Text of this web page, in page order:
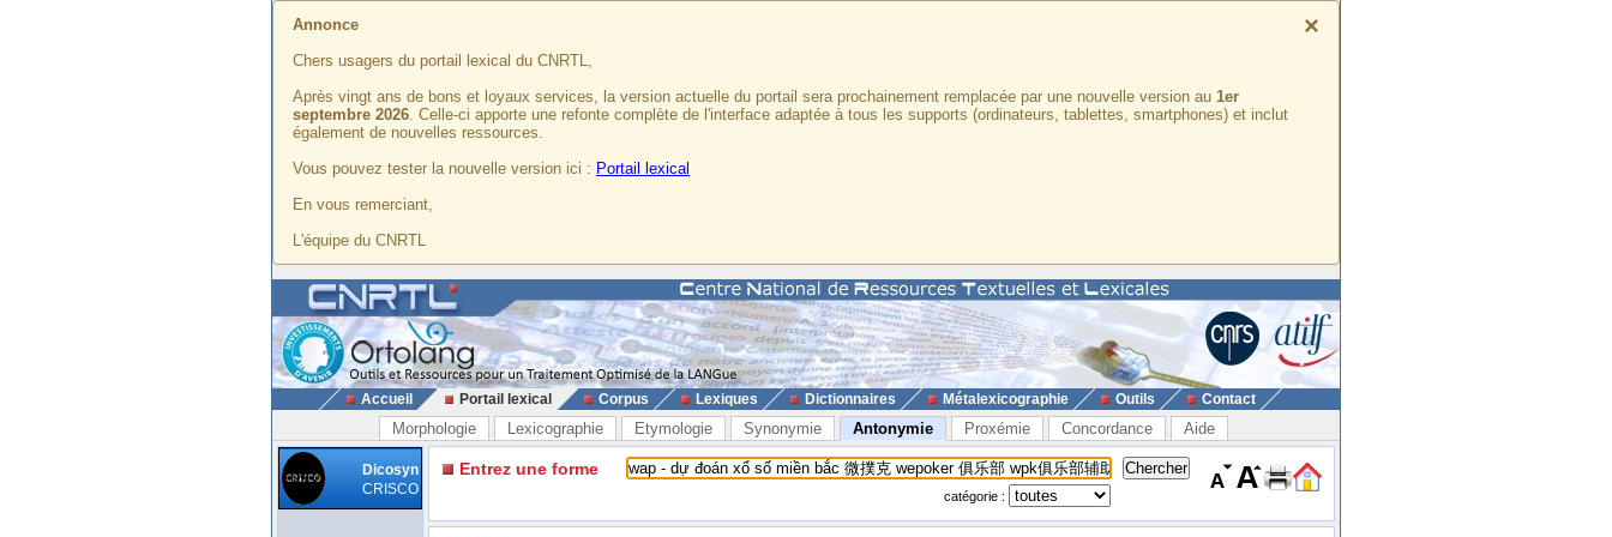
×
Annonce
Chers usagers du portail lexical du CNRTL,
Après vingt ans de bons et loyaux services, la version actuelle du portail sera prochainement remplacée par une nouvelle version au 1er
septembre 2026. Celle-ci apporte une refonte complète de l'interface adaptée à tous les supports (ordinateurs, tablettes, smartphones) et inclut
également de nouvelles ressources.
Vous pouvez tester la nouvelle version ici : Portail lexical
En vous remerciant,
L'équipe du CNRTL
Accueil Portail lexical Corpus Lexiques Dictionnaires Métalexicographie Outils Contact
Morphologie Lexicographie Etymologie Synonymie Antonymie Proxémie Concordance Aide
Dicosyn
CRISCO
Entrez une forme
catégorie :